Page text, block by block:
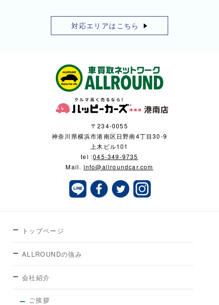
対応エリアはこちら
〒234-0055
神奈川県横浜市港南区日野南4丁目30-9
上木ビル101
tel :045-349-9735
Mail. info@allroundcar.com
トップページ
ALLROUNDの強み
会社紹介
ご挨拶